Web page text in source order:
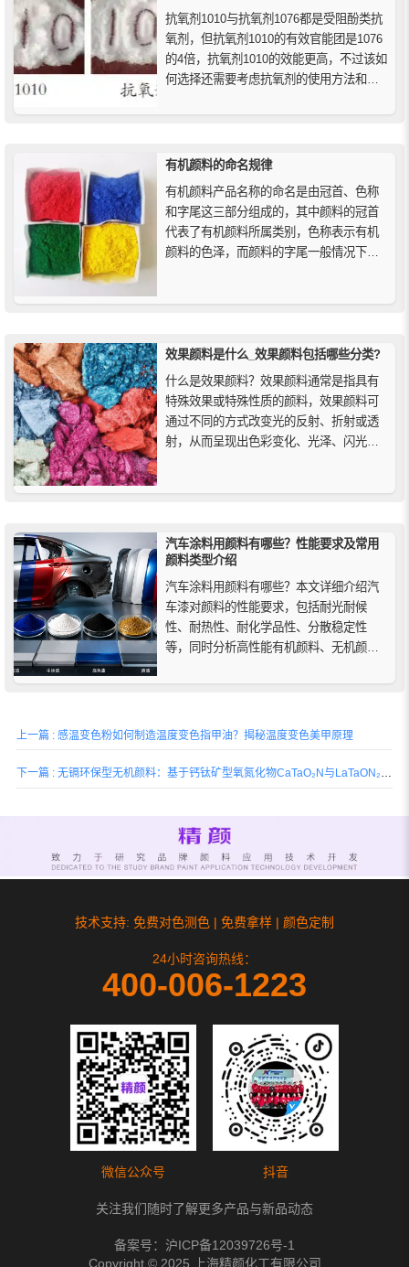
抗氧剂1010与抗氧剂1076都是受阻酚类抗
氧剂，但抗氧剂1010的有效官能团是1076
的4倍，抗氧剂1010的效能更高，不过该如
何选择还需要考虑抗氧剂的使用方法和使
的相容性和产品加工工艺来决定的。
有机颜料的命名规律
有机颜料产品名称的命名是由冠首、色称
和字尾这三部分组成的，其中颜料的冠首
代表了有机颜料所属类别，色称表示有机
颜料的色泽，而颜料的字尾一般情况下是
效果颜料是什么_效果颜料包括哪些分类?
什么是效果颜料？效果颜料通常是指具有
特殊效果或特殊性质的颜料，效果颜料可
通过不同的方式改变光的反射、折射或透
射，从而呈现出色彩变化、光泽、闪光、
汽车涂料用颜料有哪些？性能要求及常用
颜料类型介绍
汽车涂料用颜料有哪些？本文详细介绍汽
车漆对颜料的性能要求，包括耐光耐候
性、耐热性、耐化学品性、分散稳定性
等，同时分析高性能有机颜料、无机颜
汽车涂料中的应用特点。
上一篇 : 感温变色粉如何制造温度变色指甲油？揭秘温度变色美甲原理
下一篇 : 无镉环保型无机颜料：基于钙钛矿型氧氮化物CaTaO₂N与LaTaON₂的研究
技术支持: 免费对色测色 | 免费拿样 | 颜色定制
24小时咨询热线：
400-006-1223
微信公众号 抖音
关注我们随时了解更多产品与新品动态
备案号： 沪ICP备12039726号-1
Copyright © 2025 上海精颜化工有限公司